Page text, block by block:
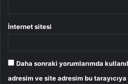
İnternet sitesi
Daha sonraki yorumlarımda
adresim ve site adresim bu